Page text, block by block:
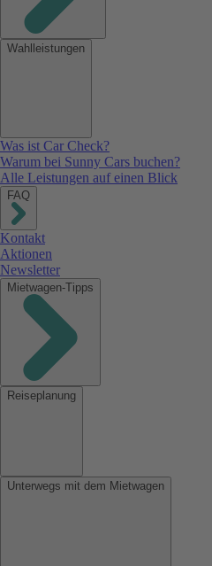
Wahlleistungen
Was ist Car Check?
Warum bei Sunny Cars buchen?
Alle Leistungen auf einen Blick
FAQ
Kontakt
Aktionen
Newsletter
Mietwagen-Tipps
Reiseplanung
Unterwegs mit dem Mietwagen